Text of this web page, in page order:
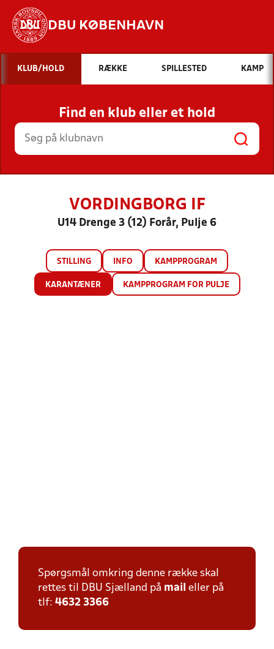
DBU KØBENHAVN
Hvad vil du søge efter?
INDHOLD OG NYHEDER
STILLINGER, RESULTATER, KLUBBER OG
HOLD
KLUB/HOLD RÆKKE SPILLESTED KAMP
Find en klub eller et hold
VORDINGBORG IF
U14 Drenge 3 (12) Forår, Pulje 6
STILLING INFO KAMPPROGRAM
KARANTÆNER KAMPPROGRAM FOR PULJE
Spørgsmål omkring denne række skal
rettes til DBU Sjælland på mail eller på
tlf: 4632 3366